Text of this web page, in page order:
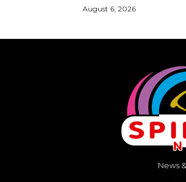
August 6, 2026
News